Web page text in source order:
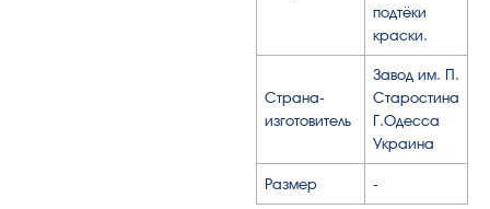
подтёки
краски.
Страна-
изготовитель
Завод им. П.
Старостина
Г.Одесса
Украина
Размер -